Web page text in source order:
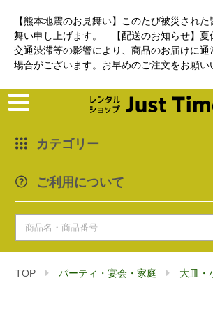
【熊本地震のお見舞い】このたび被災され
舞い申し上げます。 【配送のお知らせ】夏
交通渋滞等の影響により、商品のお届けに通
場合がございます。お早めのご注文をお願い
カテゴリー
ご利用について
TOP パーティ・宴会・家庭 大皿・